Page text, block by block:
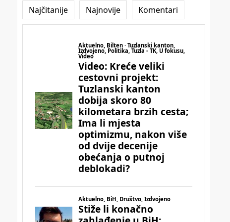
Najčitanije Najnovije Komentari